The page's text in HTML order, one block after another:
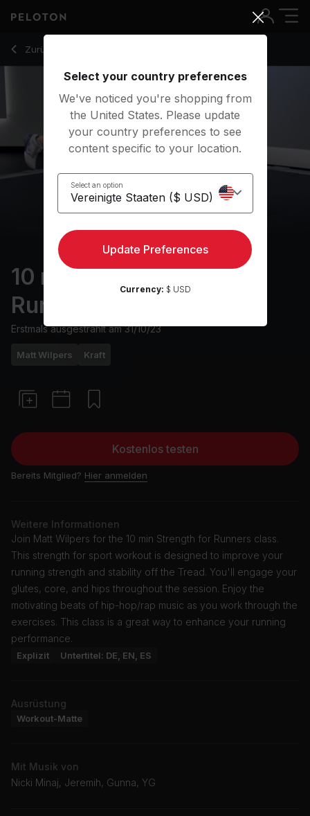
Zurück zu Kraftkurse
Zurück
10 min Strength for
Runners
Erstmals ausgestrahlt am31/10/23
Matt Wilpers Kraft
Kostenlos testen
Bereits Mitglied? Hier anmelden
Weitere Informationen
Join Matt Wilpers for the 10 min Strength for Runners class.
This strength for sport workout is designed to improve your
running strength and stability off the Tread. You'll engage your
glutes, core, and hips throughout the session. Enjoy the
motivating beats of hip-hop/rap music as you work through the
exercises. This class is a great way to enhance your running
performance.
Explizit Untertitel: DE, EN, ES
Ausrüstung
Workout-Matte
Mit Musik von
Nicki Minaj, Jeremih, Gunna, YG
10 Min Strength for Runners with Single Leg Hip Bridge -
Select your country preferences
We've noticed you're shopping from
the United States. Please update
your country preferences to see
content specific to your location.
Select an option
Update Preferences
Currency: $ USD